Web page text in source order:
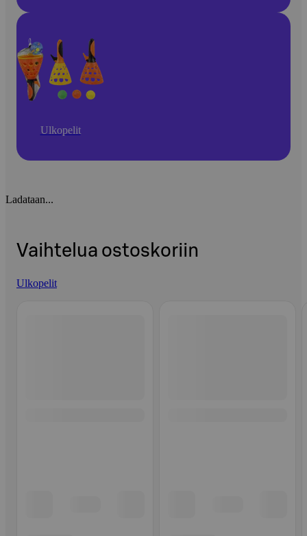
Ulkopelit
Ladataan...
Vaihtelua ostoskoriin
Ulkopelit